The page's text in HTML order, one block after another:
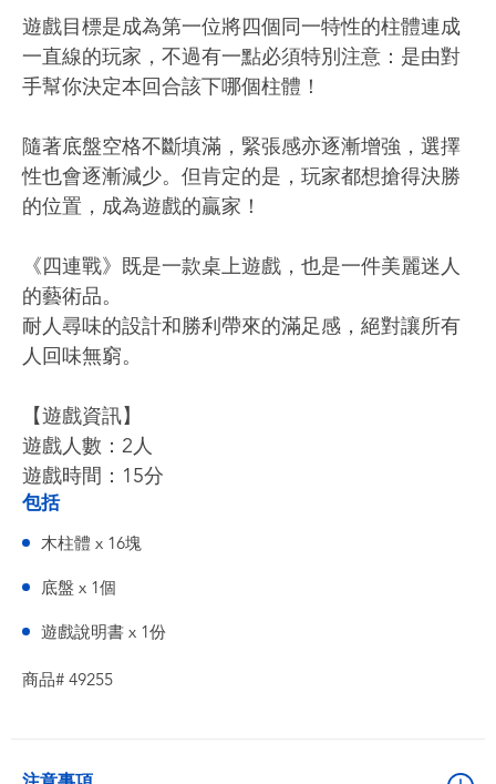
遊戲目標是成為第一位將四個同一特性的柱體連成
一直線的玩家，不過有一點必須特別注意：是由對
手幫你決定本回合該下哪個柱體！
隨著底盤空格不斷填滿，緊張感亦逐漸增強，選擇
性也會逐漸減少。但肯定的是，玩家都想搶得決勝
的位置，成為遊戲的贏家！
《四連戰》既是一款桌上遊戲，也是一件美麗迷人
的藝術品。
耐人尋味的設計和勝利帶來的滿足感，絕對讓所有
人回味無窮。
【遊戲資訊】
遊戲人數：2人
遊戲時間：15分
包括
木柱體 x 16塊
底盤 x 1個
遊戲說明書 x 1份
商品# 49255